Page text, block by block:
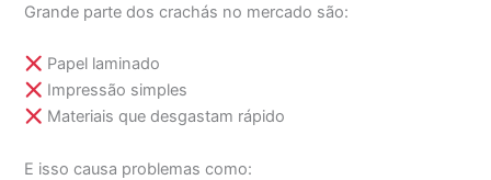
Grande parte dos crachás no mercado são:
Papel laminado
Impressão simples
Materiais que desgastam rápido
E isso causa problemas como: